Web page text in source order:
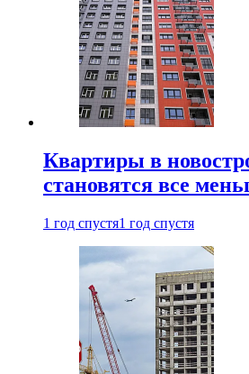
Квартиры в
становятся все
1 год спустя1 год спустя